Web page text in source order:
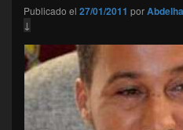
Publicado el 27/01/2011 por
↓